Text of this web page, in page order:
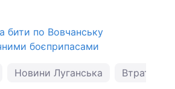
бити по Вовчанську
боєприпасами
Новини Луганська Втрати